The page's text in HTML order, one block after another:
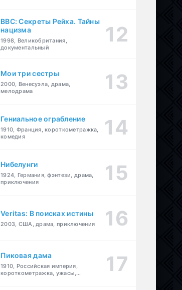
BBC: Секреты Рейха. Тайны
нацизма
1998, Великобритания,
документальный
Мои три сестры
2000, Венесуэла, драма,
мелодрама
Гениальное ограбление
1910, Франция, короткометражка,
комедия
Нибелунги
1924, Германия, фэнтези, драма,
приключения
Veritas: В поисках истины
2003, США, драма, приключения
Пиковая дама
1910, Российская империя,
короткометражка, ужасы,